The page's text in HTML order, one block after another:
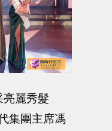
亮麗秀髮
集團主席馮